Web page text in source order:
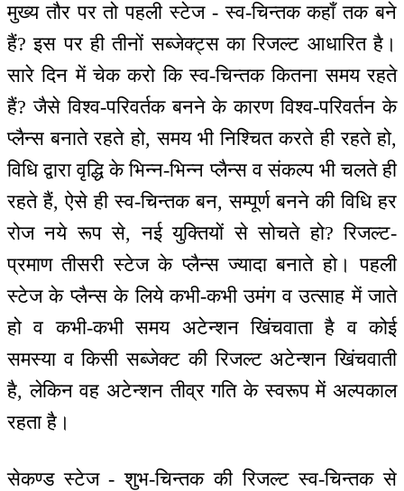
मुख्य तौर पर तो पहली स्टेज - स्व-चिन्तक कहाँ तक बने
हैं? इस पर ही तीनों सब्जेक्ट्स का रिजल्ट आधारित है।
सारे दिन में चेक करो कि स्व-चिन्तक कितना समय रहते
हैं? जैसे विश्व-परिवर्तक बनने के कारण विश्व-परिवर्तन के
प्लैन्स बनाते रहते हो, समय भी निश्चित करते ही रहते हो,
विधि द्वारा वृद्धि के भिन्न-भिन्न प्लैन्स व संकल्प भी चलते ही
रहते हैं, ऐसे ही स्व-चिन्तक बन, सम्पूर्ण बनने की विधि हर
रोज नये रूप से, नई युक्तियों से सोचते हो? रिजल्ट-
प्रमाण तीसरी स्टेज के प्लैन्स ज्यादा बनाते हो। पहली
स्टेज के प्लैन्स के लिये कभी-कभी उमंग व उत्साह में जाते
हो व कभी-कभी समय अटेन्शन खिंचवाता है व कोई
समस्या व किसी सब्जेक्ट की रिजल्ट अटेन्शन खिंचवाती
है, लेकिन वह अटेन्शन तीव्र गति के स्वरूप में अल्पकाल
रहता है।
सेकण्ड स्टेज - शुभ-चिन्तक की रिजल्ट स्व-चिन्तक से